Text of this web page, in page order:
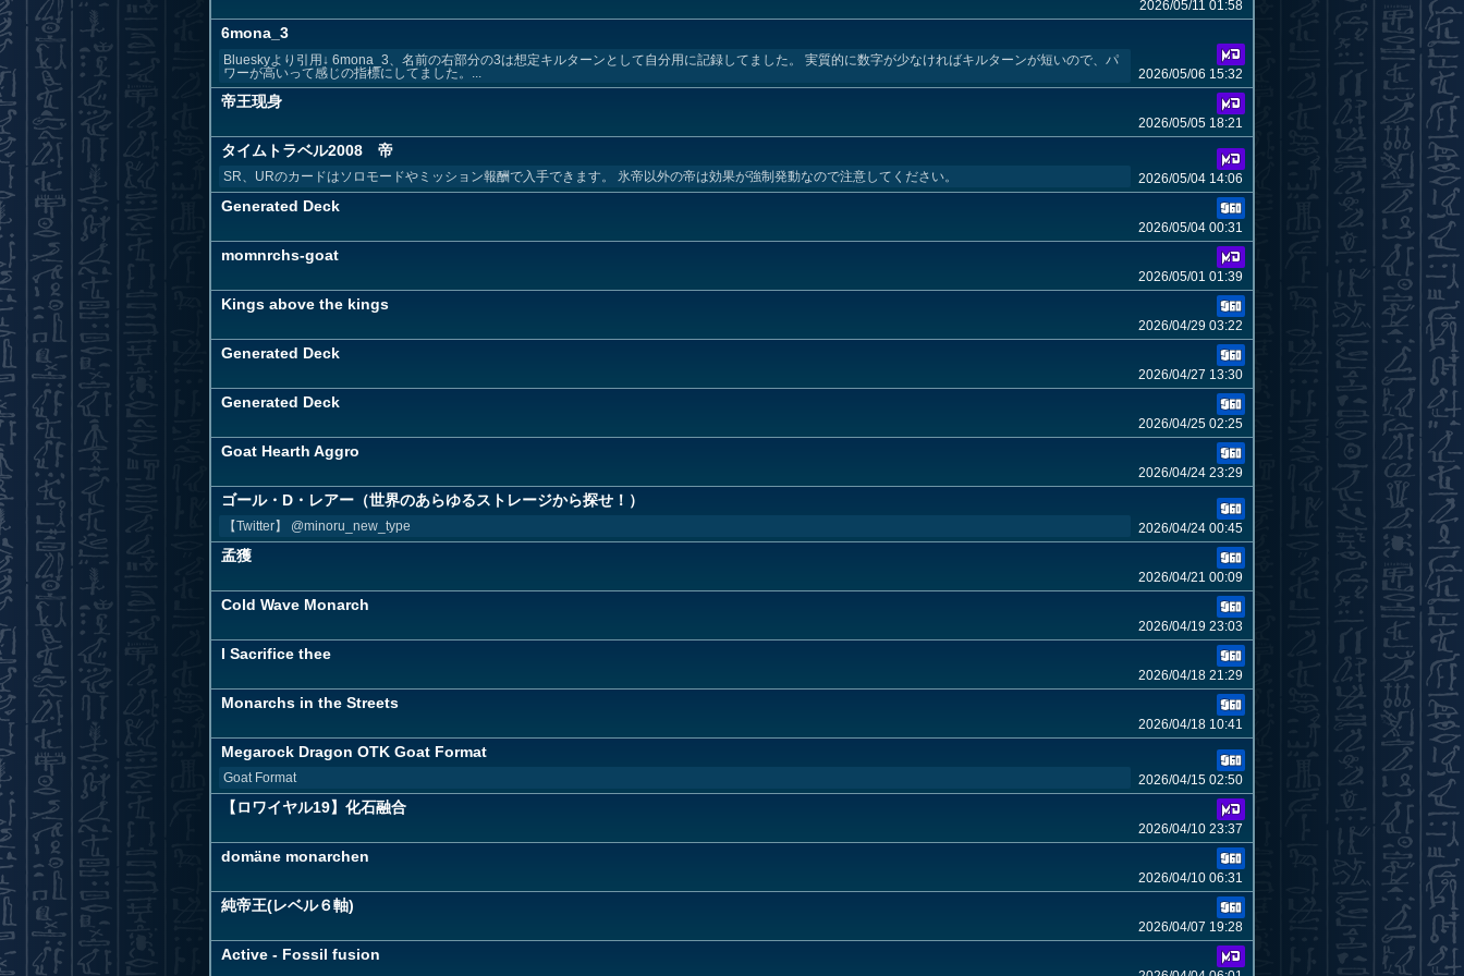
2026/05/11 01:58
6mona_3
Blueskyより引用↓ 6mona_3、名前の右部分の3は想定キルターンとして自分用に記録してました。 実質的に数字が少なければキルターンが短いので、パ
ワーが高いって感じの指標にしてました。...
2026/05/06 15:32
帝王现身
2026/05/05 18:21
タイムトラベル2008 帝
SR、URのカードはソロモードやミッション報酬で入手できます。 氷帝以外の帝は効果が強制発動なので注意してください。 2026/05/04 14:06
Generated Deck
2026/05/04 00:31
momnrchs-goat
2026/05/01 01:39
Kings above the kings
2026/04/29 03:22
Generated Deck
2026/04/27 13:30
Generated Deck
2026/04/25 02:25
Goat Hearth Aggro
2026/04/24 23:29
ゴール・D・レアー（世界のあらゆるストレージから探せ！）
【Twitter】 @minoru_new_type 2026/04/24 00:45
孟獲
2026/04/21 00:09
Cold Wave Monarch
2026/04/19 23:03
I Sacrifice thee
2026/04/18 21:29
Monarchs in the Streets
2026/04/18 10:41
Megarock Dragon OTK Goat Format
Goat Format 2026/04/15 02:50
【ロワイヤル19】化石融合
2026/04/10 23:37
domäne monarchen
2026/04/10 06:31
純帝王(レベル６軸)
2026/04/07 19:28
Active - Fossil fusion